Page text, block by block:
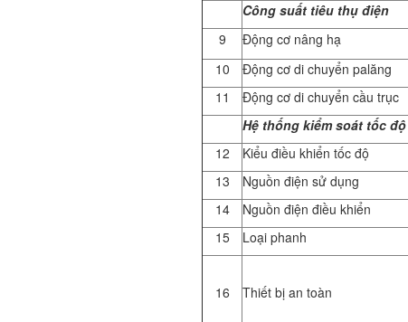
Công suất tiêu thụ điện
9
Động cơ nâng hạ
10
Động cơ di chuyển palăng
11
Động cơ di chuyển cầu trục
Hệ thống kiểm soát tốc độ
12
Kiểu điều khiển tốc độ
13
Nguồn điện sử dụng
14
Nguồn điện điều khiển
15
Loại phanh
16 Thiết bị an toàn